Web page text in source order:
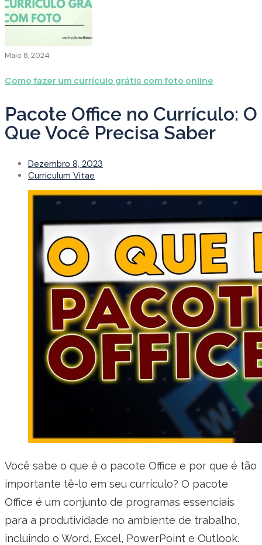
Maio 8, 2024
Como fazer um currículo grátis com foto online
Pacote Office no Currículo: O
Que Você Precisa Saber
Dezembro 8, 2023
Curriculum Vitae
Você sabe o que é o pacote Office e por que é tão
importante tê-lo em seu currículo? O pacote
Office é um conjunto de programas essenciais
para a produtividade no ambiente de trabalho,
incluindo o Word, Excel, PowerPoint e Outlook.